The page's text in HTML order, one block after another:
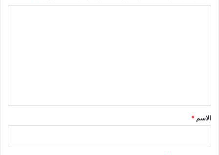
*
الاسم *